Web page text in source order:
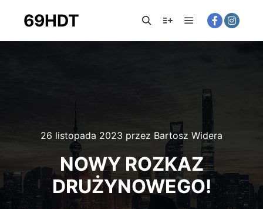
69HDT
26 listopada 2023 przez Bartosz Widera
NOWY ROZKAZ
DRUŻYNOWEGO!